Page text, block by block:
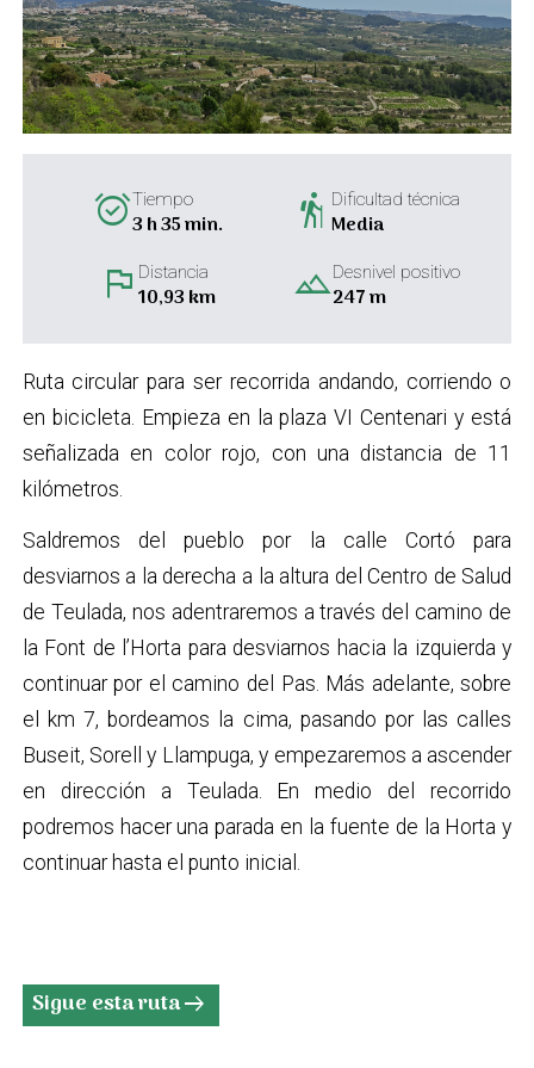
alarm_onTiempo
3 h 35 min. hikingDificultad técnica
Media
flagDistancia
10,93 km landscapeDesnivel positivo
247 m
Ruta circular para ser recorrida andando, corriendo o
en bicicleta. Empieza en la plaza VI Centenari y está
señalizada en color rojo, con una distancia de 11
kilómetros.
Saldremos del pueblo por la calle Cortó para
desviarnos a la derecha a la altura del Centro de Salud
de Teulada, nos adentraremos a través del camino de
la Font de l’Horta para desviarnos hacia la izquierda y
continuar por el camino del Pas. Más adelante, sobre
el km 7, bordeamos la cima, pasando por las calles
Buseit, Sorell y Llampuga, y empezaremos a ascender
en dirección a Teulada. En medio del recorrido
podremos hacer una parada en la fuente de la Horta y
continuar hasta el punto inicial.
Sigue esta rutaarrow_right_alt